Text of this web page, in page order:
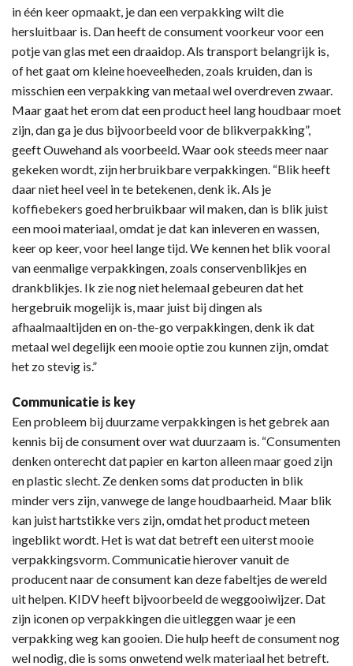
in één keer opmaakt, je dan een verpakking wilt die
hersluitbaar is. Dan heeft de consument voorkeur voor een
potje van glas met een draaidop. Als transport belangrijk is,
of het gaat om kleine hoeveelheden, zoals kruiden, dan is
misschien een verpakking van metaal wel overdreven zwaar.
Maar gaat het erom dat een product heel lang houdbaar moet
zijn, dan ga je dus bijvoorbeeld voor de blikverpakking”,
geeft Ouwehand als voorbeeld. Waar ook steeds meer naar
gekeken wordt, zijn herbruikbare verpakkingen. “Blik heeft
daar niet heel veel in te betekenen, denk ik. Als je
koffiebekers goed herbruikbaar wil maken, dan is blik juist
een mooi materiaal, omdat je dat kan inleveren en wassen,
keer op keer, voor heel lange tijd. We kennen het blik vooral
van eenmalige verpakkingen, zoals conservenblikjes en
drankblikjes. Ik zie nog niet helemaal gebeuren dat het
hergebruik mogelijk is, maar juist bij dingen als
afhaalmaaltijden en on-the-go verpakkingen, denk ik dat
metaal wel degelijk een mooie optie zou kunnen zijn, omdat
het zo stevig is.”
Communicatie is key
Een probleem bij duurzame verpakkingen is het gebrek aan
kennis bij de consument over wat duurzaam is. “Consumenten
denken onterecht dat papier en karton alleen maar goed zijn
en plastic slecht. Ze denken soms dat producten in blik
minder vers zijn, vanwege de lange houdbaarheid. Maar blik
kan juist hartstikke vers zijn, omdat het product meteen
ingeblikt wordt. Het is wat dat betreft een uiterst mooie
verpakkingsvorm. Communicatie hierover vanuit de
producent naar de consument kan deze fabeltjes de wereld
uit helpen. KIDV heeft bijvoorbeeld de weggooiwijzer. Dat
zijn iconen op verpakkingen die uitleggen waar je een
verpakking weg kan gooien. Die hulp heeft de consument nog
wel nodig, die is soms onwetend welk materiaal het betreft.